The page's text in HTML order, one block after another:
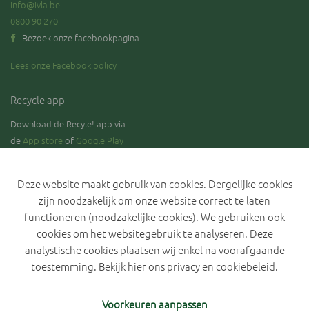
info@ivla.be
0800 90 270
Bezoek onze facebookpagina
Lees onze Facebook policy
Recycle app
Download de Recyle! app via
deApp store of Google Play
Blijf op de hoogte over de stand van zaken rond de selectieve
inzameling van GFT.
Privacyverklaring IVLA
Deze website maakt gebruik van cookies. Dergelijke cookies
zijn noodzakelijk om onze website correct te laten
functioneren (noodzakelijke cookies). We gebruiken ook
cookies om het websitegebruik te analyseren. Deze
analystische cookies plaatsen wij enkel na voorafgaande
toestemming. Bekijk hier onsprivacy en cookiebeleid.
Voorkeuren aanpassen